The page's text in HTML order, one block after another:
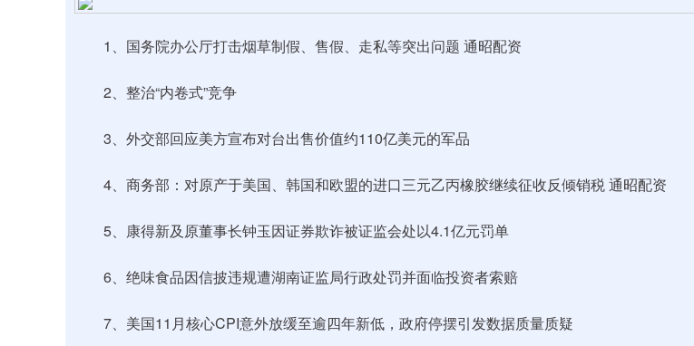
1、国务院办公厅打击烟草制假、售假、走私等突出问题 通昭配资
2、整治“内卷式”竞争
3、外交部回应美方宣布对台出售价值约110亿美元的军品
4、商务部：对原产于美国、韩国和欧盟的进口三元乙丙橡胶继续征收反倾销税 通昭配资
5、康得新及原董事长钟玉因证券欺诈被证监会处以4.1亿元罚单
6、绝味食品因信披违规遭湖南证监局行政处罚并面临投资者索赔
7、美国11月核心CPI意外放缓至逾四年新低，政府停摆引发数据质量质疑